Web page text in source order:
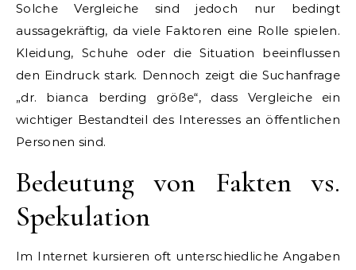
Solche Vergleiche sind jedoch nur bedingt
aussagekräftig, da viele Faktoren eine Rolle spielen.
Kleidung, Schuhe oder die Situation beeinflussen
den Eindruck stark. Dennoch zeigt die Suchanfrage
„dr. bianca berding größe“, dass Vergleiche ein
wichtiger Bestandteil des Interesses an öffentlichen
Personen sind.
Bedeutung von Fakten vs.
Spekulation
Im Internet kursieren oft unterschiedliche Angaben